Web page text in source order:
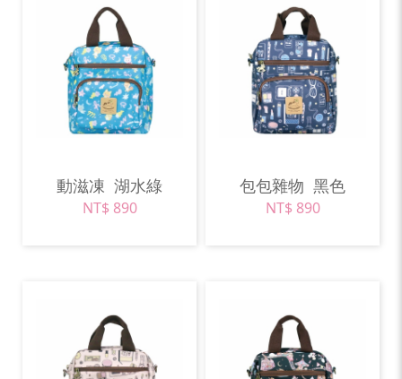
動滋凍 湖水綠
NT$ 890
包包雜物 黑色
NT$ 890